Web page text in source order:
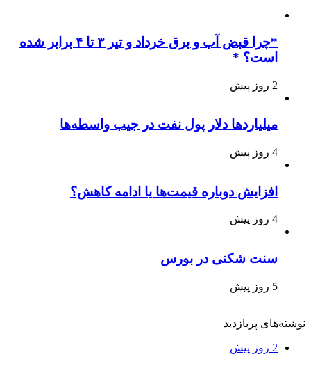
*چرا قبض آب و برق خرداد و تیر ۳ تا ۴ برابر شده
است؟ *
2 روز پیش
میلیاردها دلار پول نفت در جیب واسطه‌ها
4 روز پیش
افزایش دوباره قیمت‌ها یا ادامه کاهش؟
4 روز پیش
سنت شکنی در بورس
5 روز پیش
نوشته‌های پربازدید
2 روز پیش